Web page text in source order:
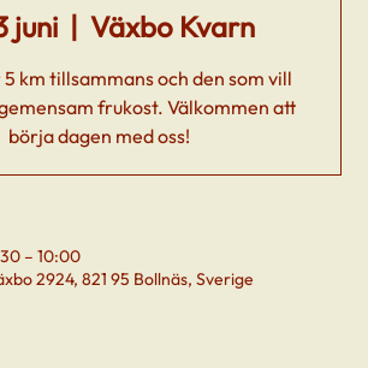
juni
  |
Växbo Kvarn
km tillsammans och den som vill
frukost. Välkommen att
börja dagen med oss!
– 10:00
2924, 821 95 Bollnäs, Sverige